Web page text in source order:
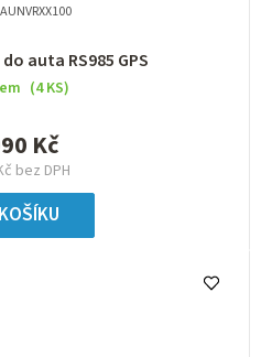
auta RS985 GPS
(4 KS)
bez DPH
Kč